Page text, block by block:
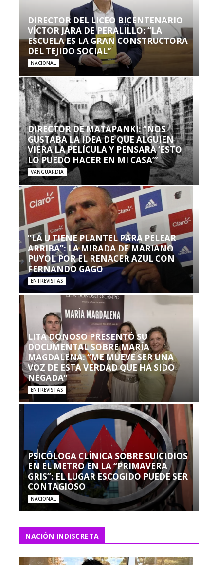
DIRECTOR DEL LICEO BICENTENARIO
VÍCTOR JARA DE PERALILLO: “LA
ESCUELA ES LA GRAN CONSTRUCTORA
DEL TEJIDO SOCIAL”
NACIONAL
DIRECTOR DE MATAPANKI: “NOS
GUSTABA LA IDEA DE QUE ALGUIEN
VIERA LA PELÍCULA Y PENSARA ‘ESTO
LO PUEDO HACER EN MI CASA’”
VANGUARDIA
“LA U TIENE PLANTEL PARA PELEAR
ARRIBA”: LA MIRADA DE MARIANO
PUYOL POR EL RENACER AZUL CON
FERNANDO GAGO
ENTREVISTAS
LITA DONOSO PRESENTÓ SU
DOCUMENTAL SOBRE MARÍA
MAGDALENA: “ME MUEVE SER UNA
VOZ DE ESTA VERDAD QUE HA SIDO
NEGADA”
ENTREVISTAS
PSICÓLOGA CLÍNICA SOBRE SUICIDIOS
EN EL METRO EN LA “PRIMAVERA
GRIS”: EL LUGAR ESCOGIDO PUEDE SER
CONTAGIOSO
NACIONAL
NACIÓN INDISCRETA